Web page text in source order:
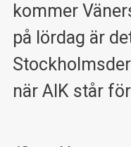
kommer
på lördag är
när AIK står